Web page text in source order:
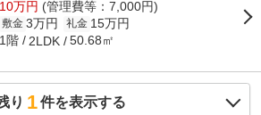
10万円 (管理費等：7,000円)
敷金 3万円 礼金 15万円
1階 2LDK 50.68㎡
り 1件を表示する